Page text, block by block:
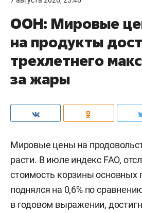
ООН: Мировые
на продукты
трехлетнего
за жары
Мировые цены на
расти. В июле индекс FAO,
стоимость корзины основных
поднялся на 0,6% по
в годовом выражении,